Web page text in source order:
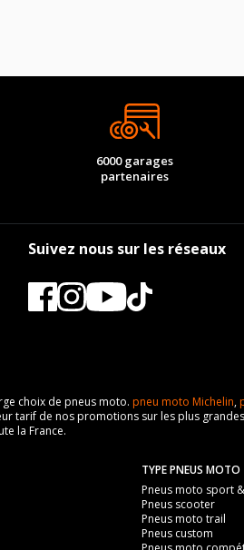
6000 garages
partenaires
Suivez nous sur les réseaux
choix de pneus moto. pneu moto Michelin,
tarif de nos promotions sur les plus
la France.
TYPE PNEUS MOTO
Pneus moto sport
Pneus scooter
Pneus moto trail
Pneus custom